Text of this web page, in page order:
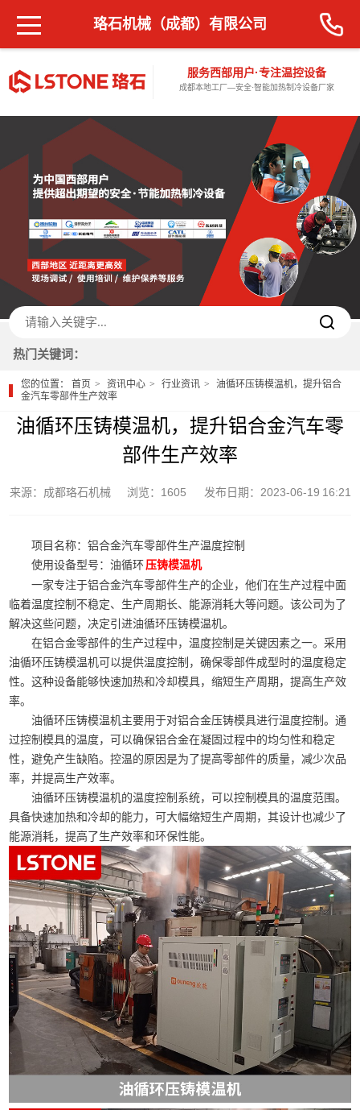
服务西部用户·专注温控设备
成都本地工厂—安全·智能加热制冷设备厂家
珞石机械（成都）有限公司
热门关键词：
您的位置：首页 资讯中心 行业资讯
油循环压铸模温机，提升铝合
金汽车零部件生产效率
油循环压铸模温机，提升铝合金汽车零
部件生产效率
来源：成都珞石机械 浏览：1605 发布日期：2023-06-19 16:21
项目名称：铝合金汽车零部件生产温度控制
使用设备型号：油循环压铸模温机
一家专注于铝合金汽车零部件生产的企业，他们在生产过程中面
临着温度控制不稳定、生产周期长、能源消耗大等问题。该公司为了
解决这些问题，决定引进油循环压铸模温机。
在铝合金零部件的生产过程中，温度控制是关键因素之一。采用
油循环压铸模温机可以提供温度控制，确保零部件成型时的温度稳定
性。这种设备能够快速加热和冷却模具，缩短生产周期，提高生产效
率。
油循环压铸模温机主要用于对铝合金压铸模具进行温度控制。通
过控制模具的温度，可以确保铝合金在凝固过程中的均匀性和稳定
性，避免产生缺陷。控温的原因是为了提高零部件的质量，减少次品
率，并提高生产效率。
油循环压铸模温机的温度控制系统，可以控制模具的温度范围。
具备快速加热和冷却的能力，可大幅缩短生产周期，其设计也减少了
能源消耗，提高了生产效率和环保性能。